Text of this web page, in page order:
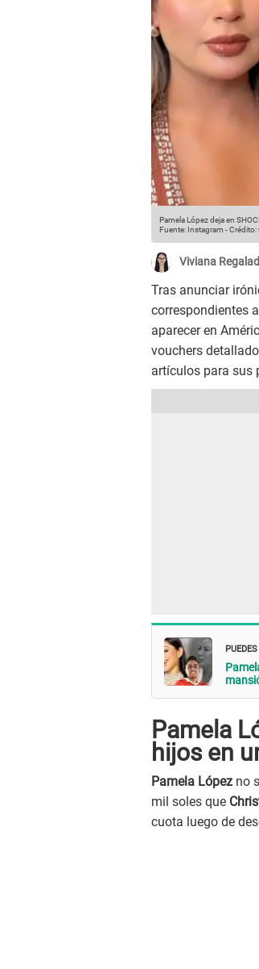
Pamela López deja en
Fuente: Instagram -Crédito:
Viviana
Tras anunciar
correspondientes
aparecer en
vouchers
artículos para sus
Pamela
hijos en
Pamela López no
mil soles que
cuota luego de